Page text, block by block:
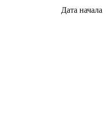
Дата начала